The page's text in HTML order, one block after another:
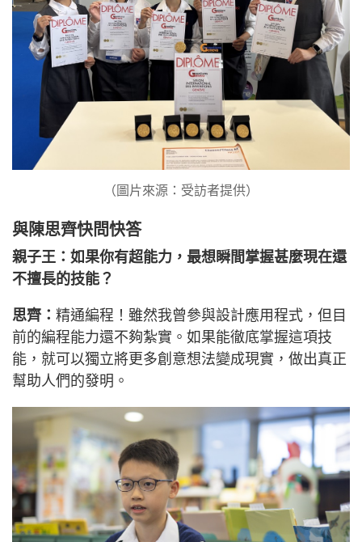
（圖片來源：受訪者提供）
與陳思齊快問快答
親子王：如果你有超能力，最想瞬間掌握甚麼現在還
不擅長的技能？
思齊： 精通編程！雖然我曾參與設計應用程式，但目
前的編程能力還不夠紮實。如果能徹底掌握這項技
能，就可以獨立將更多創意想法變成現實，做出真正
幫助人們的發明。